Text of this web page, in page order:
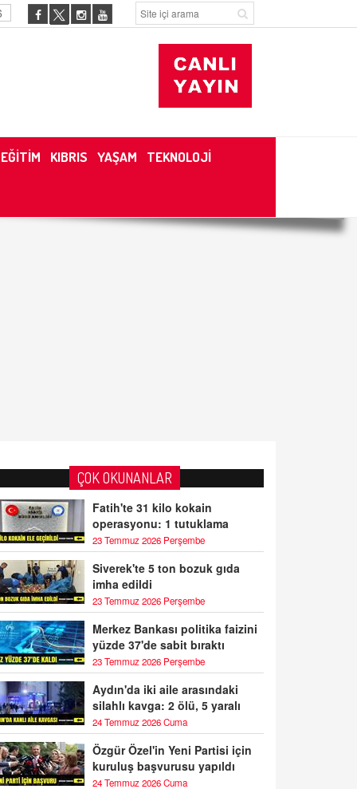
EĞİTİM KIBRIS YAŞAM TEKNOLOJİ
ÇOK OKUNANLAR
Fatih'te 31 kilo kokain
operasyonu: 1 tutuklama
23 Temmuz 2026 Perşembe
Siverek'te 5 ton bozuk gıda
imha edildi
23 Temmuz 2026 Perşembe
Merkez Bankası politika faizini
yüzde 37'de sabit bıraktı
23 Temmuz 2026 Perşembe
Aydın'da iki aile arasındaki
silahlı kavga: 2 ölü, 5 yaralı
24 Temmuz 2026 Cuma
Özgür Özel'in Yeni Partisi için
kuruluş başvurusu yapıldı
24 Temmuz 2026 Cuma